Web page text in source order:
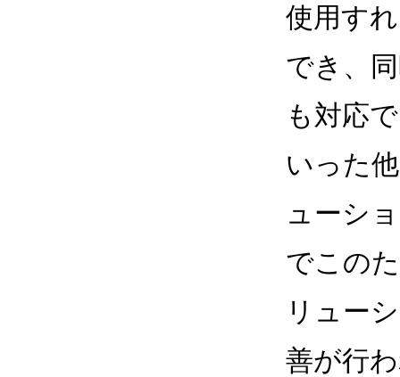
使用す
でき、
も対応
いった
ューシ
でこの
リュー
善が行